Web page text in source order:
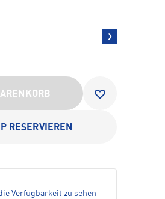
RESERVIEREN
Verfügbarkeit zu sehen